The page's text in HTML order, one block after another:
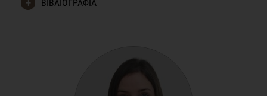
Alternatives Be Part of a Healthy and Sustainable Diet?